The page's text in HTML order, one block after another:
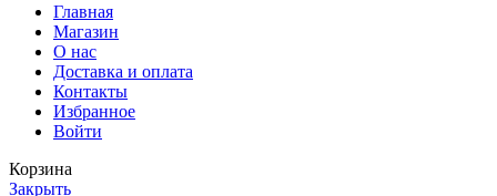
Главная
Магазин
О нас
Доставка и оплата
Контакты
Избранное
Войти
Корзина
Закрыть